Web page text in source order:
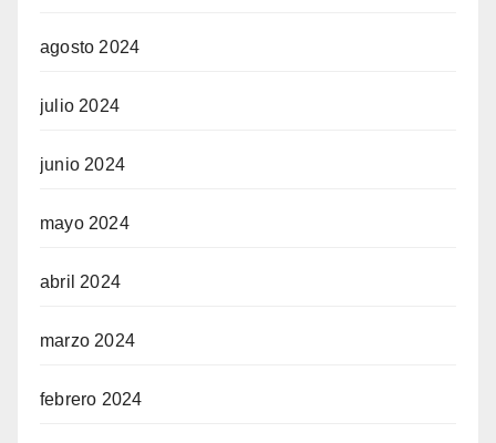
agosto 2024
julio 2024
junio 2024
mayo 2024
abril 2024
marzo 2024
febrero 2024